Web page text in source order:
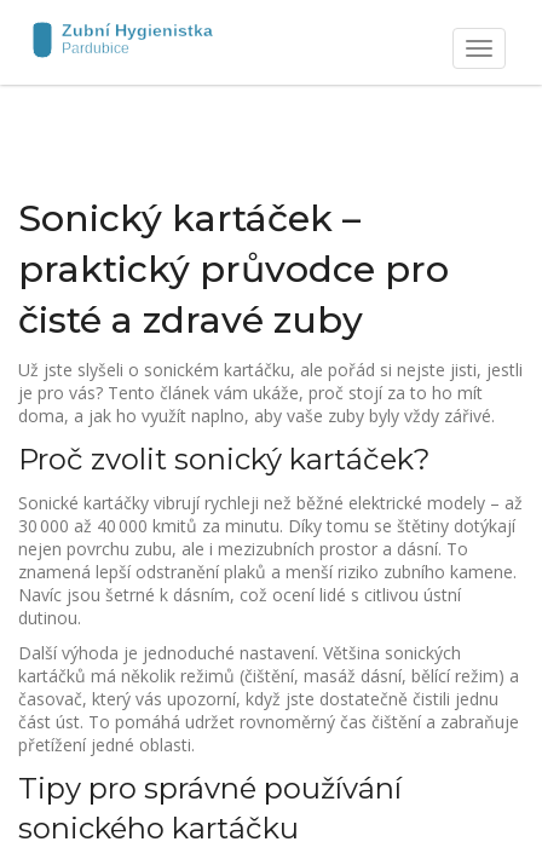
Zobrazit
navigaci
Sonický kartáček –
praktický průvodce pro
čisté a zdravé zuby
Už jste slyšeli o sonickém kartáčku, ale pořád si nejste jisti, jestli
je pro vás? Tento článek vám ukáže, proč stojí za to ho mít
doma, a jak ho využít naplno, aby vaše zuby byly vždy zářivé.
Proč zvolit sonický kartáček?
Sonické kartáčky vibrují rychleji než běžné elektrické modely – až
30 000 až 40 000 kmitů za minutu. Díky tomu se štětiny dotýkají
nejen povrchu zubu, ale i mezizubních prostor a dásní. To
znamená lepší odstranění plaků a menší riziko zubního kamene.
Navíc jsou šetrné k dásním, což ocení lidé s citlivou ústní
dutinou.
Další výhoda je jednoduché nastavení. Většina sonických
kartáčků má několik režimů (čištění, masáž dásní, bělící režim) a
časovač, který vás upozorní, když jste dostatečně čistili jednu
část úst. To pomáhá udržet rovnoměrný čas čištění a zabraňuje
přetížení jedné oblasti.
Tipy pro správné používání
sonického kartáčku